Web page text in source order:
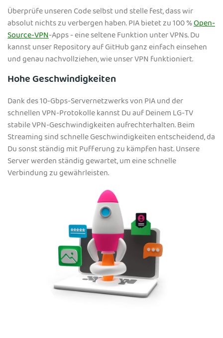
Überprüfe unseren Code selbst und stelle fest, dass wir
absolut nichts zu verbergen haben. PIA bietet zu 100 %Open-
Source-VPN-Apps - eine seltene Funktion unter VPNs. Du
kannst unser Repository auf GitHub ganz einfach einsehen
und genau nachvollziehen, wie unser VPN funktioniert.
Hohe Geschwindigkeiten
Dank des 10-Gbps-Servernetzwerks von PIA und der
schnellen VPN-Protokolle kannst Du auf Deinem LG-TV
stabile VPN-Geschwindigkeiten aufrechterhalten. Beim
Streaming sind schnelle Geschwindigkeiten entscheidend, da
Du sonst ständig mit Pufferung zu kämpfen hast. Unsere
Server werden ständig gewartet, um eine schnelle
Verbindung zu gewährleisten.